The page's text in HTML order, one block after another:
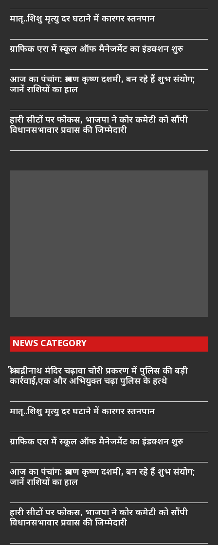
मातृ..शिशु मृत्यु दर घटाने में कारगर स्तनपान
ग्राफिक एरा में स्कूल ऑफ मैनेजमेंट का इंडक्शन शुरु
आज का पंचांग: श्रावण कृष्ण दशमी, बन रहे हैं शुभ संयोग;
जानें राशियों का हाल
हारी सीटों पर फोकस, भाजपा ने कोर कमेटी को सौंपी
विधानसभावार प्रवास की जिम्मेदारी
NEWS CATEGORY
श्री बद्रीनाथ मंदिर चढ़ावा चोरी प्रकरण में पुलिस की बड़ी
कार्रवाई,एक और अभियुक्त चढ़ा पुलिस के हत्थे
मातृ..शिशु मृत्यु दर घटाने में कारगर स्तनपान
ग्राफिक एरा में स्कूल ऑफ मैनेजमेंट का इंडक्शन शुरु
आज का पंचांग: श्रावण कृष्ण दशमी, बन रहे हैं शुभ संयोग;
जानें राशियों का हाल
हारी सीटों पर फोकस, भाजपा ने कोर कमेटी को सौंपी
विधानसभावार प्रवास की जिम्मेदारी